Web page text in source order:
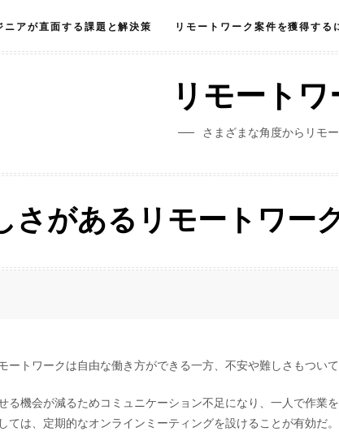
ニアが直面する課題と解決策 リモートワーク案件を獲得する
リモートワ
さまざまな角度からリモ
さがあるリモートワー
ートワークは自由な働き方ができる一方、不安や難しさもついて
る機会が減るためコミュニケーション不足になり、一人で作業
ては、定期的なオンラインミーティングを設けることが有効だ